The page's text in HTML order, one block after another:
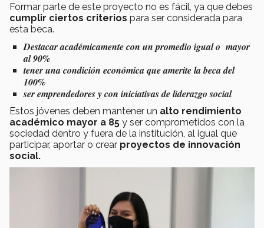
Formar parte de este proyecto no es fácil, ya que debes
cumplir ciertos criterios para ser considerada para
esta beca.
Destacar académicamente con un promedio igual o mayor
al 90%
tener una condición económica que amerite la beca del
100%
ser emprendedores y con iniciativas de liderazgo social
Estos jóvenes deben mantener un alto rendimiento
académico mayor a 85 y ser comprometidos con la
sociedad dentro y fuera de la institución, al igual que
participar, aportar o crear proyectos de innovación
social.